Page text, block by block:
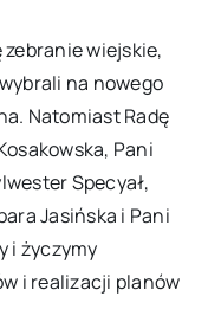
zebranie wiejskie,
na nowego
Natomiast Radę
Pani
Specyał,
Jasińska i Pani
i życzymy
i realizacji planów